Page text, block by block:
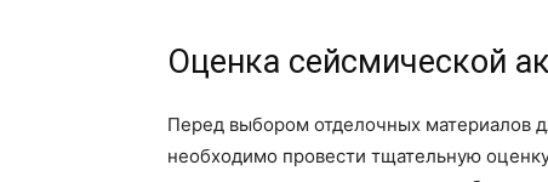
Оценка сейсмической
Перед выбором отделочных материалов
необходимо провести тщательную